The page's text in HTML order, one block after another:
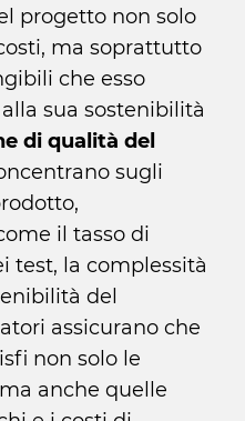
progetto non solo
ma soprattutto
che esso
sua sostenibilità
di qualità del
sugli
il tasso di
test, la complessità
del
assicurano che
non solo le
anche quelle